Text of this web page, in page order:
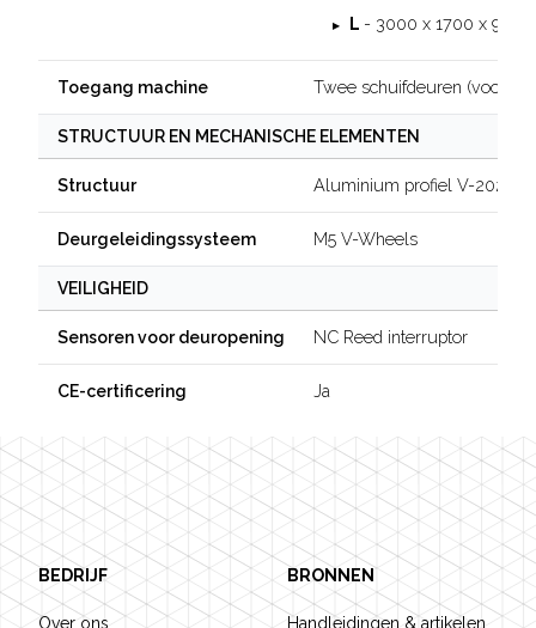
L - 3000 x 1700 x 940
Toegang machine Twee schuifdeuren (voor en
STRUCTUUR EN MECHANISCHE ELEMENTEN
Structuur Aluminium profiel V-2020
Deurgeleidingssysteem M5 V-Wheels
VEILIGHEID
Sensoren voor deuropening NC Reed interruptor
CE-certificering Ja
Footer
BEDRIJF
Over ons
BRONNEN
Handleidingen & artikelen